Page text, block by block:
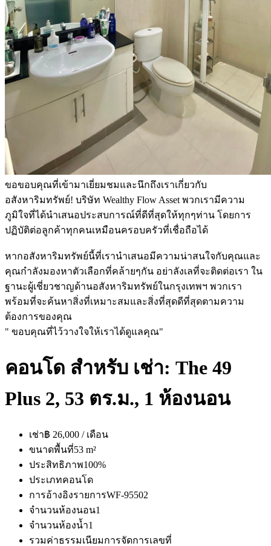
ขอขอบคุณที่เข้ามาเยี่ยมชมและนึกถึงเราเกี่ยวกับ
อสังหาริมทรัพย์! บริษัท Wealthy Flow Asset พวกเรามีความ
ภูมิใจที่ได้นำเสนอประสบการณ์ที่ดีที่สุดให้ทุกๆท่าน โดยการ
ปฏิบัติต่อลูกค้าทุกคนเหมือนครอบครัวที่เชื่อถือได้
หากอสังหาริมทรัพย์นี้ที่เรานำเสนอมีความน่าสนใจกับคุณและ
คุณกำลังมองหาตัวเลือกที่คล้ายๆกัน อย่าลังเลที่จะติดต่อเรา ใน
ฐานะผู้เชี่ยวชาญด้านอสังหาริมทรัพย์ในกรุงเทพฯ พวกเรา
พร้อมที่จะค้นหาสิ่งที่เหมาะสมและสิ่งที่สุดดีที่สุดตามความ
ต้องการของคุณ
" ขอบคุณที่ไว้วางใจให้เราได้ดูแลคุณ"
คอนโด สำหรับ เช่า: The 49
Plus 2, 53 ตร.ม., 1 ห้องนอน
เช่า฿ 26,000 / เดือน
ขนาดพื้นที่53 m²
ประสิทธิภาพ100%
ประเภทคอนโด
การอ้างอิงรายการWF-95502
จำนวนห้องนอน1
จำนวนห้องน้ำ1
รวมค่าธรรมเนียมการจัดการเลขที่